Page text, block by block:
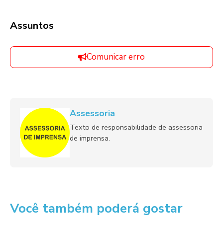
Assuntos
Comunicar erro
Assessoria
Texto de responsabilidade de assessoria
de imprensa.
Você também poderá gostar